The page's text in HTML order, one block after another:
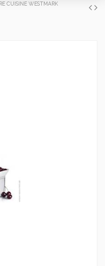
CUISINE WESTMARK